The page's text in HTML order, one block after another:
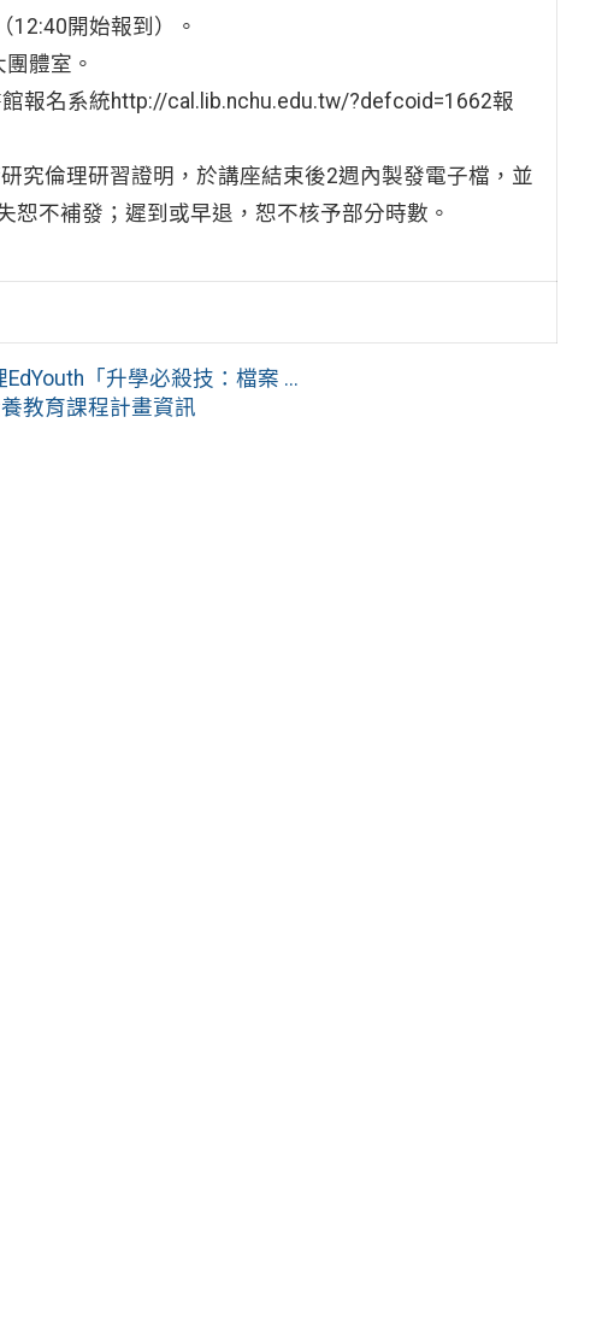
12:40開始報到）。
體室。
報名系統http://cal.lib.nchu.edu.tw/?defcoid=1662報
究倫理研習證明，於講座結束後2週內製發電子檔，並
不補發；遲到或早退，恕不核予部分時數。
「升學必殺技：檔案 ...
教育課程計畫資訊